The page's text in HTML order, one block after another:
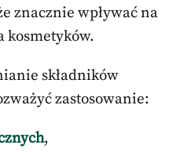
znacznie wpływać na
kosmetyków.
składników
zastosowanie:
,